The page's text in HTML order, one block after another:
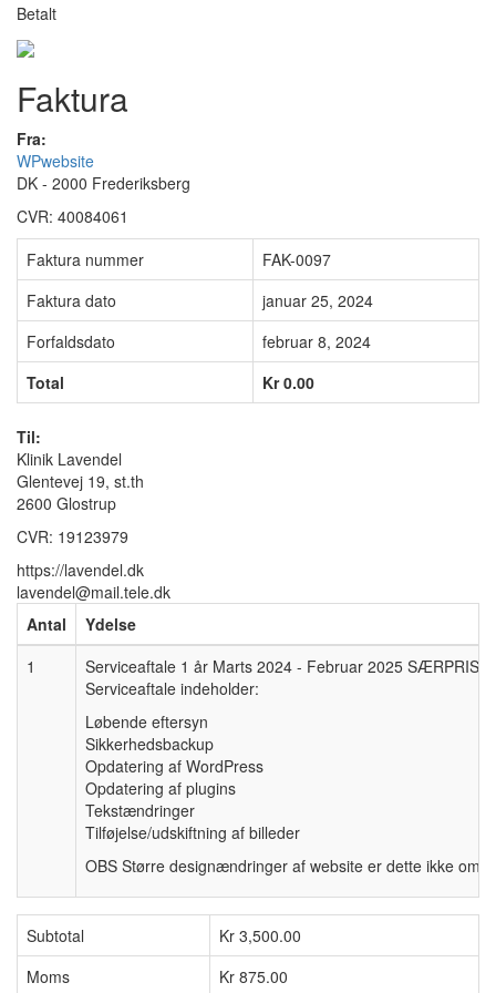
Betalt
Faktura
Fra:
WPwebsite
DK - 2000 Frederiksberg
CVR: 40084061
Faktura nummer
FAK-0097
Faktura dato
januar 25, 2024
Forfaldsdato
februar 8, 2024
Total
Kr 0.00
Til:
Klinik Lavendel
Glentevej 19, st.th
2600 Glostrup
CVR: 19123979
https://lavendel.dk
lavendel@mail.tele.dk
Antal
Ydelse
1
Serviceaftale 1 år Marts 2024 - Februar 2025 SÆRPRIS
Serviceaftale indeholder:
Løbende eftersyn
Sikkerhedsbackup
Opdatering af WordPress
Opdatering af plugins
Tekstændringer
Tilføjelse/udskiftning af billeder
OBS Større designændringer af website er dette ikke
Subtotal
Kr 3,500.00
Moms
Kr 875.00